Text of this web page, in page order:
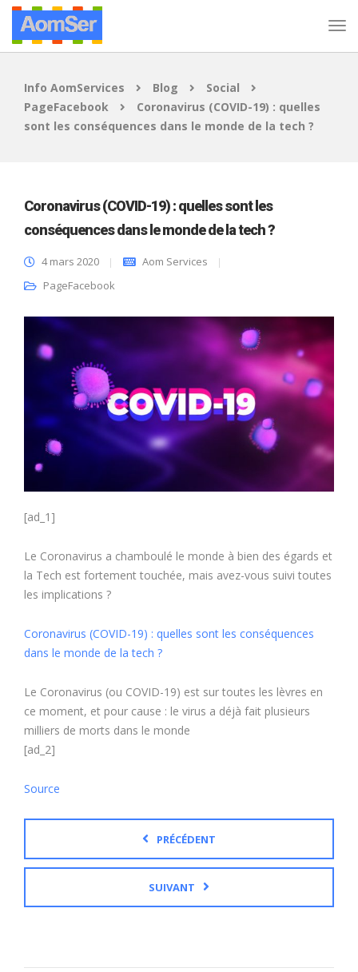
Info AomServices Blog
Social
PageFacebook
Coronavirus (COVID-19) : quelles
sont les conséquences dans le monde de la tech ?
Coronavirus (COVID-19) : quelles sont les
conséquences dans le monde de la tech ?
4 mars 2020
Aom Services
PageFacebook
[ad_1]
Le Coronavirus a chamboulé le monde à bien des égards et
la Tech est fortement touchée, mais avez-vous suivi toutes
les implications ?
Coronavirus (COVID-19) : quelles sont les conséquences
dans le monde de la tech ?
Le Coronavirus (ou COVID-19) est sur toutes les lèvres en
ce moment, et pour cause : le virus a déjà fait plusieurs
milliers de morts dans le monde
[ad_2]
Source
PRÉCÉDENT
SUIVANT